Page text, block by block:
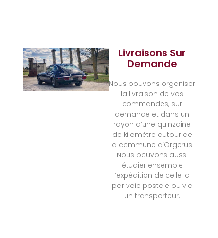
Livraisons Sur
Demande
Nous pouvons organiser
la livraison de vos
commandes, sur
demande et dans un
rayon d’une quinzaine
de kilomètre autour de
la commune d’Orgerus.
Nous pouvons aussi
étudier ensemble
l’expédition de celle-ci
par voie postale ou via
un transporteur.